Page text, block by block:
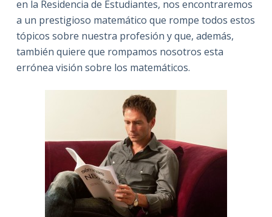
en la Residencia de Estudiantes, nos encontraremos
a un prestigioso matemático que rompe todos estos
tópicos sobre nuestra profesión y que, además,
también quiere que rompamos nosotros esta
errónea visión sobre los matemáticos.